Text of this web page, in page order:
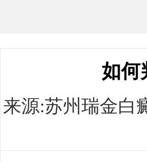
如何
来源:苏州瑞金白